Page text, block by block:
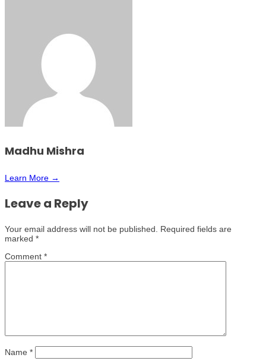
Madhu Mishra
Learn More →
Leave a Reply
Your email address will not be published.
Required fields are
marked *
Comment *
Name *